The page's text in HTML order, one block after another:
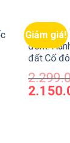
Giảm giá!
Tour Ninh
đêm:
đất Cố đô